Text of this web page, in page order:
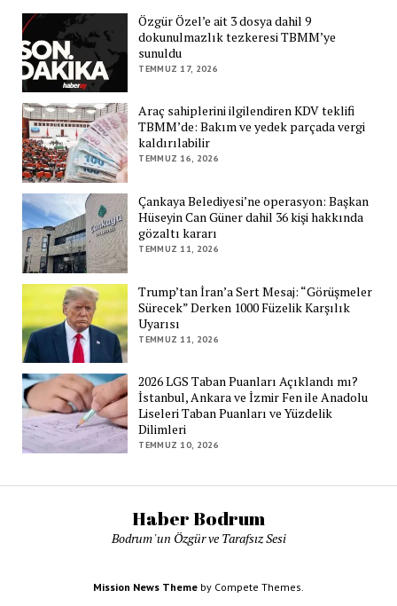
Özgür Özel’e ait 3 dosya dahil 9
dokunulmazlık tezkeresi TBMM’ye
sunuldu
TEMMUZ 17, 2026
Araç sahiplerini ilgilendiren KDV teklifi
TBMM’de: Bakım ve yedek parçada vergi
kaldırılabilir
TEMMUZ 16, 2026
Çankaya Belediyesi’ne operasyon: Başkan
Hüseyin Can Güner dahil 36 kişi hakkında
gözaltı kararı
TEMMUZ 11, 2026
Trump’tan İran’a Sert Mesaj: “Görüşmeler
Sürecek” Derken 1000 Füzelik Karşılık
Uyarısı
TEMMUZ 11, 2026
2026 LGS Taban Puanları Açıklandı mı?
İstanbul, Ankara ve İzmir Fen ile Anadolu
Liseleri Taban Puanları ve Yüzdelik
Dilimleri
TEMMUZ 10, 2026
Haber Bodrum
Bodrum 'un Özgür ve Tarafsız Sesi
Mission News Theme by Compete Themes.